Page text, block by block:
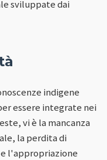
sviluppate dai
indigene
essere integrate nei
vi è la mancanza
la perdita di
l'appropriazione